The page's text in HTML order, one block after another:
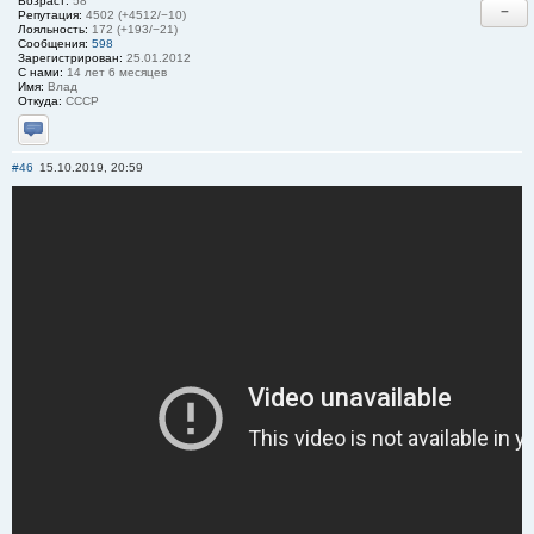
Репутация: 4502 (+4512/−10)
Лояльность: 172 (+193/−21)
Сообщения: 598
Зарегистрирован: 25.01.2012
С нами: 14 лет 6 месяцев
Имя: Влад
Откуда: СССР
Отправить личное сообщение
−
#46 15.10.2019, 20:59